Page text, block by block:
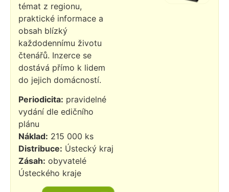
témat z regionu,
praktické informace a
obsah blízký
každodennímu životu
čtenářů. Inzerce se
dostává přímo k lidem
do jejich domácností.
Periodicita: pravidelné
vydání dle edičního
plánu
Náklad: 215 000 ks
Distribuce: Ústecký kraj
Zásah: obyvatelé
Ústeckého kraje